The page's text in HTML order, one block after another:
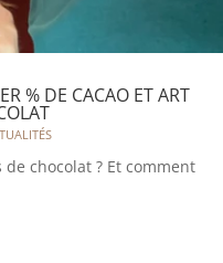
% DE CACAO ET ART
chocolat ? Et comment